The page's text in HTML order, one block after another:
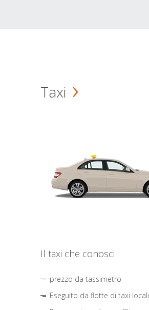
Taxi
Il taxi che conosci
prezzo da tassimetro
Eseguito da flotte di taxi locali